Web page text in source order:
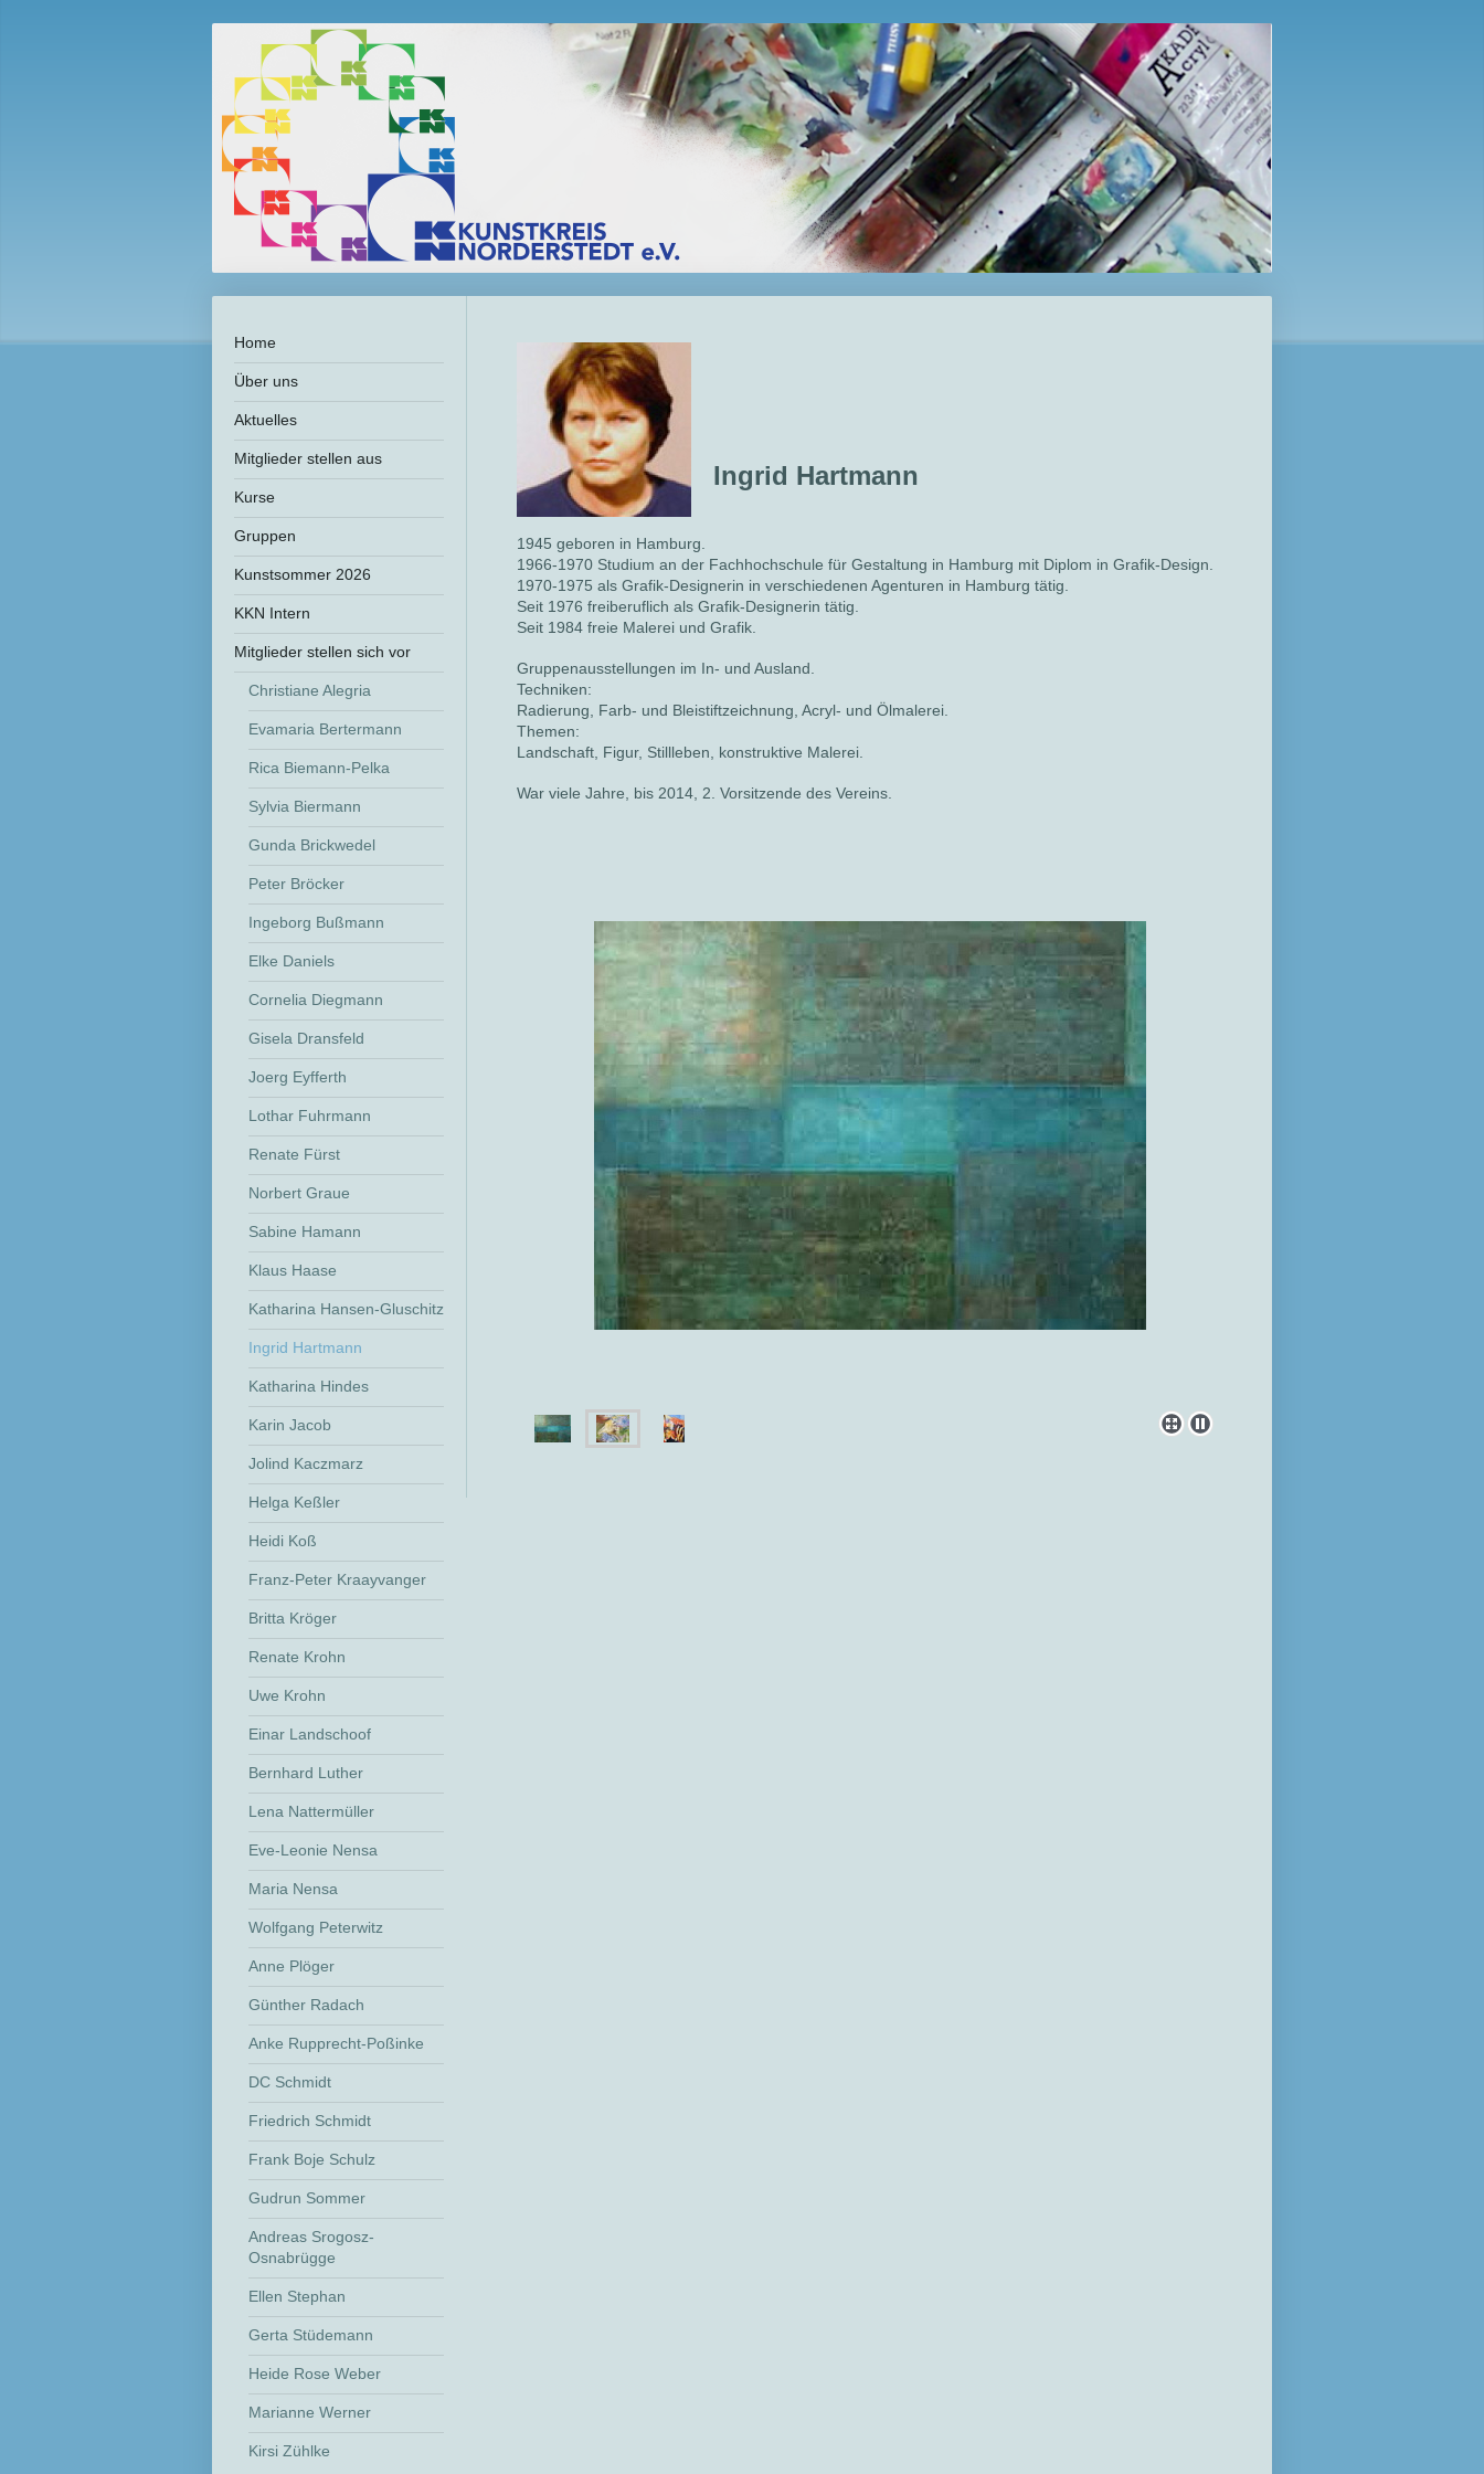
Home
Über uns
Aktuelles
Mitglieder stellen aus
Kurse
Gruppen
Kunstsommer 2026
KKN Intern
Mitglieder stellen sich vor
Christiane Alegria
Evamaria Bertermann
Rica Biemann-Pelka
Sylvia Biermann
Gunda Brickwedel
Peter Bröcker
Ingeborg Bußmann
Elke Daniels
Cornelia Diegmann
Gisela Dransfeld
Joerg Eyfferth
Lothar Fuhrmann
Renate Fürst
Norbert Graue
Sabine Hamann
Klaus Haase
Katharina Hansen-Gluschitz
Ingrid Hartmann
Katharina Hindes
Karin Jacob
Jolind Kaczmarz
Helga Keßler
Heidi Koß
Franz-Peter Kraayvanger
Britta Kröger
Renate Krohn
Uwe Krohn
Einar Landschoof
Bernhard Luther
Lena Nattermüller
Eve-Leonie Nensa
Maria Nensa
Wolfgang Peterwitz
Anne Plöger
Günther Radach
Anke Rupprecht-Poßinke
DC Schmidt
Friedrich Schmidt
Frank Boje Schulz
Gudrun Sommer
Andreas Srogosz-
Osnabrügge
Ellen Stephan
Gerta Stüdemann
Heide Rose Weber
Marianne Werner
Kirsi Zühlke
Ingrid Hartmann
1945 geboren in Hamburg.
1966-1970 Studium an der Fachhochschule für Gestaltung in Hamburg mit Diplom in Grafik-Design.
1970-1975 als Grafik-Designerin in verschiedenen Agenturen in Hamburg tätig.
Seit 1976 freiberuflich als Grafik-Designerin tätig.
Seit 1984 freie Malerei und Grafik.
Gruppenausstellungen im In- und Ausland.
Techniken:
Radierung, Farb- und Bleistiftzeichnung, Acryl- und Ölmalerei.
Themen:
Landschaft, Figur, Stillleben, konstruktive Malerei.
War viele Jahre, bis 2014, 2. Vorsitzende des Vereins.